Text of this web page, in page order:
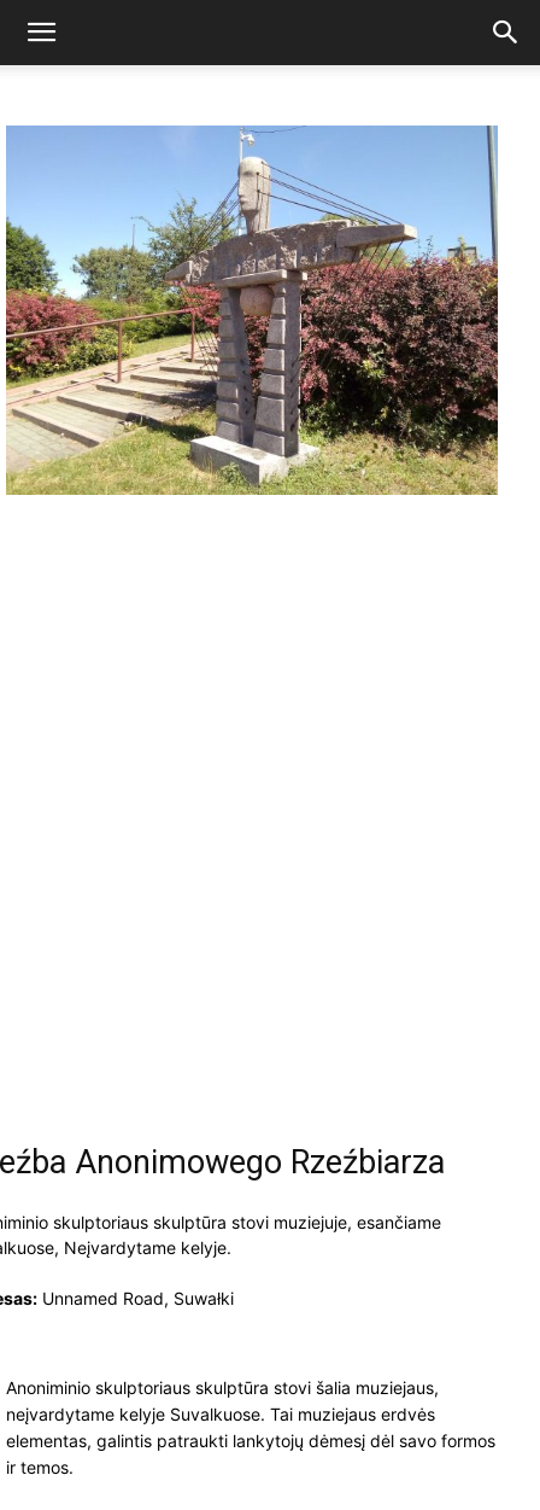
Anonimowego Rzeźbiarza
skulptoriaus skulptūra stovi muziejuje, esančiame
Neįvardytame kelyje.
Unnamed Road, Suwałki
Anoniminio skulptoriaus skulptūra stovi šalia muziejaus,
neįvardytame kelyje Suvalkuose. Tai muziejaus erdvės
elementas, galintis patraukti lankytojų dėmesį dėl savo formos
ir temos.